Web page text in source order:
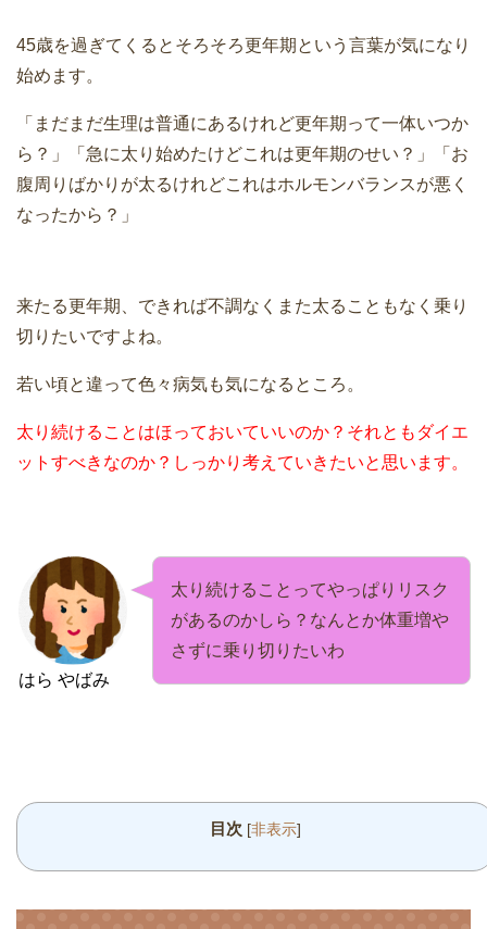
45歳を過ぎてくるとそろそろ更年期という言葉が気になり
始めます。
「まだまだ生理は普通にあるけれど更年期って一体いつか
ら？」「急に太り始めたけどこれは更年期のせい？」「お
腹周りばかりが太るけれどこれはホルモンバランスが悪く
なったから？」
来たる更年期、できれば不調なくまた太ることもなく乗り
切りたいですよね。
若い頃と違って色々病気も気になるところ。
太り続けることはほっておいていいのか？それともダイエ
ットすべきなのか？しっかり考えていきたいと思います。
はら やばみ
太り続けることってやっぱりリスク
があるのかしら？なんとか体重増や
さずに乗り切りたいわ
目次 [非表示]